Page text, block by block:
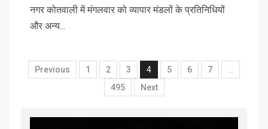
नगर कोतवाली में मंगलवार को व्यापार मंडलों के प्रतिनिधियों
और अन्य...
Previous 1 2 3 4 5 6 7
495
Next